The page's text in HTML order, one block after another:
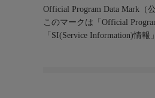
Official Program Data Mark（
このマークは「Official
「SI(Service Information)情